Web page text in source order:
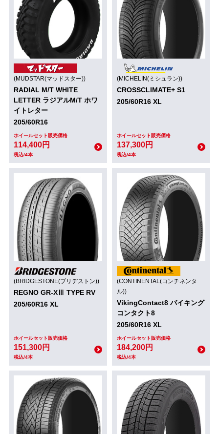
(MUDSTAR(マッドスター))
RADIAL M/T WHITE
LETTER ラジアルM/T ホワ
イトレター
205/60R16
ホイールセット販売価格
114,400円
税込/4本
(MICHELIN(ミシュラン))
CROSSCLIMATE+ S1
205/60R16 XL
ホイールセット販売価格
137,300円
税込/4本
(BRIDGESTONE(ブリヂストン))
REGNO GR-XⅢ TYPE RV
205/60R16 XL
ホイールセット販売価格
151,300円
税込/4本
(CONTINENTAL(コンチネンタ
ル))
VikingContact8 バイキング
コンタクト8
205/60R16 XL
ホイールセット販売価格
184,200円
税込/4本